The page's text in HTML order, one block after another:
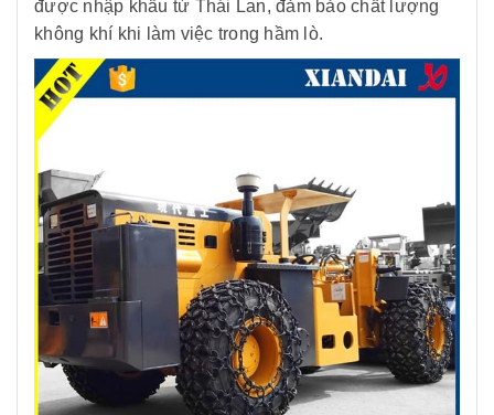
được nhập khẩu từ Thái Lan, đảm bảo chất lượng
không khí khi làm việc trong hầm lò.